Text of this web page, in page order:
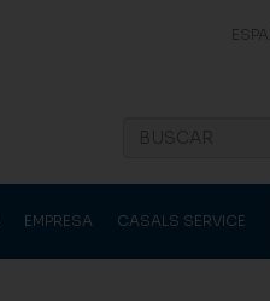
EMPRESA CASALS SERVICE